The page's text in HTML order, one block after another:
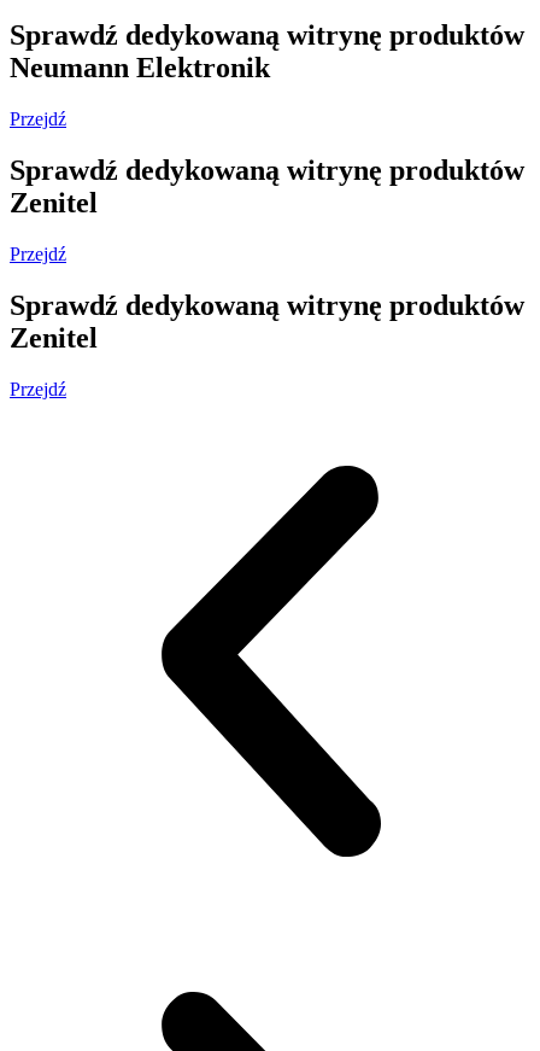
Sprawdź dedykowaną witrynę produktów
Neumann Elektronik
Przejdź
Sprawdź dedykowaną witrynę produktów
Zenitel
Przejdź
Sprawdź dedykowaną witrynę produktów
Zenitel
Przejdź